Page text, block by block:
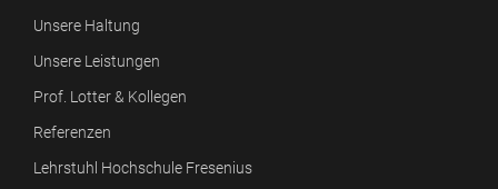
Unsere Haltung
Unsere Leistungen
Prof. Lotter & Kollegen
Referenzen
Lehrstuhl Hochschule Fresenius